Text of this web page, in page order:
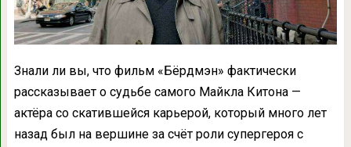
Знали ли вы, что фильм «Бёрдмэн» фактически
рассказывает о судьбе самого Майкла Китона —
актёра со скатившейся карьерой, который много лет
назад был на вершине за счёт роли супергероя с